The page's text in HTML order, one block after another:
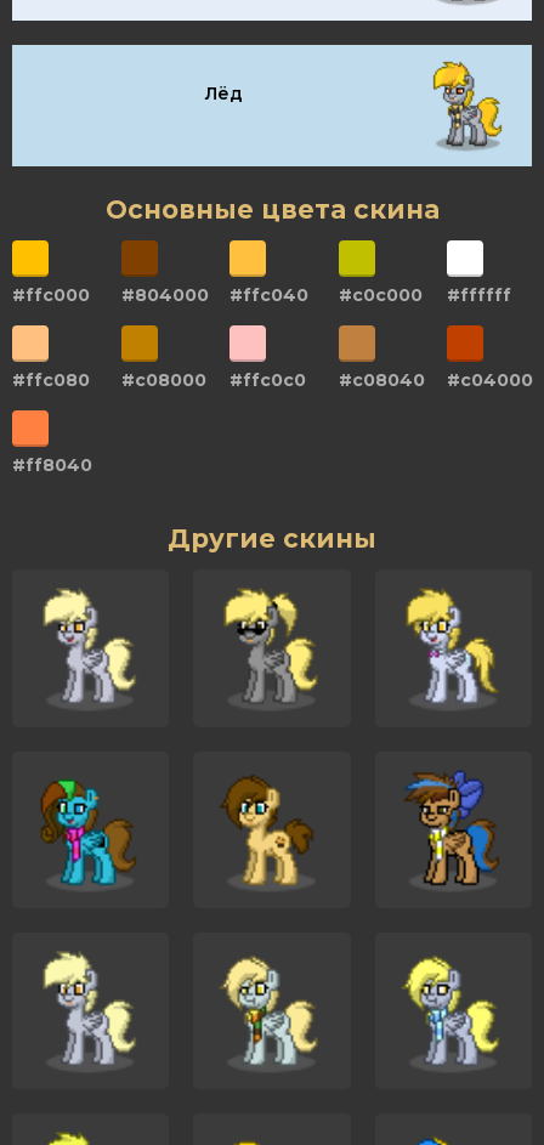
Лёд
Основные цвета скина
#ffc000 #804000 #ffc040 #c0c000 #ffffff
#ffc080 #c08000 #ffc0c0 #c08040 #c04000
#ff8040
Другие скины